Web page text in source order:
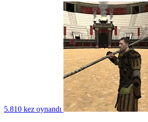
5.810 kez oynandı